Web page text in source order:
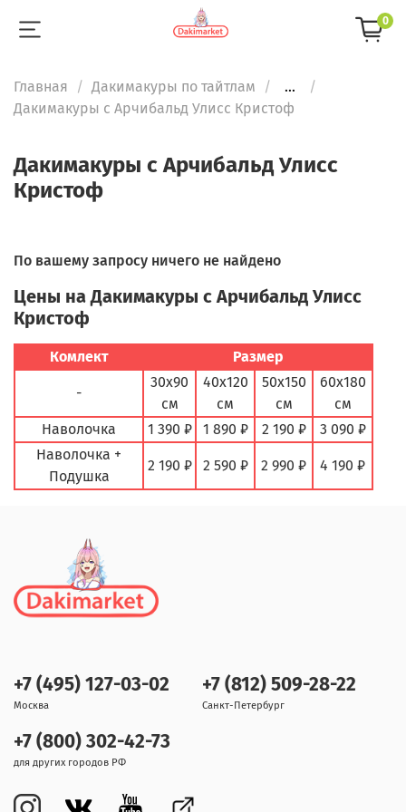
0
Главная Дакимакуры по тайтлам
...
Дакимакуры с Арчибальд Улисс Кристоф
Дакимакуры с Арчибальд Улисс
Кристоф
По вашему запросу ничего не найдено
Цены на Дакимакуры с Арчибальд Улисс
Кристоф
Комлект Размер
-
30х90
см
40х120
см
50х150
см
60х180
см
Наволочка
1 390 ₽ 1 890 ₽ 2 190 ₽
3 090 ₽
Наволочка +
Подушка
2 190 ₽ 2 590 ₽ 2 990 ₽ 4 190 ₽
+7 (495) 127-03-02
Москва
+7 (812) 509-28-22
Санкт-Петербург
+7 (800) 302-42-73
для других городов РФ